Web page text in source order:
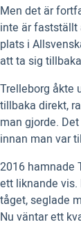
Men det är
inte är fastställt
plats i
att ta sig
Trelleborg åkte
tillbaka direkt,
man gjorde.
innan man var
2016 hamnade
ett liknande
tåget, seglade
Nu väntar ett